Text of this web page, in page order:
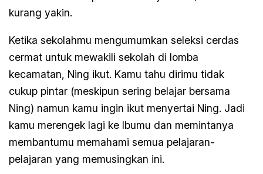
kurang yakin.
Ketika sekolahmu mengumumkan seleksi cerdas
cermat untuk mewakili sekolah di lomba
kecamatan, Ning ikut. Kamu tahu dirimu tidak
cukup pintar (meskipun sering belajar bersama
Ning) namun kamu ingin ikut menyertai Ning. Jadi
kamu merengek lagi ke Ibumu dan memintanya
membantumu memahami semua pelajaran-
pelajaran yang memusingkan ini.